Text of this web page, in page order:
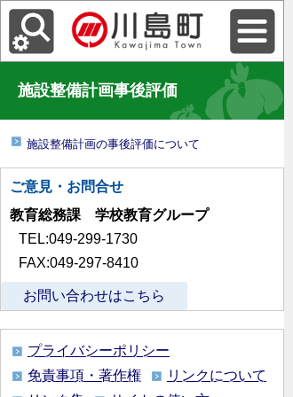
施設整備計画事後評価
施設整備計画の事後評価について
ご意見・お問合せ
教育総務課 学校教育グループ
TEL:049-299-1730
FAX:049-297-8410
お問い合わせはこちら
プライバシーポリシー
免責事項・著作権
リンクについて